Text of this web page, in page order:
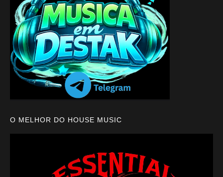
O MELHOR DO HOUSE MUSIC